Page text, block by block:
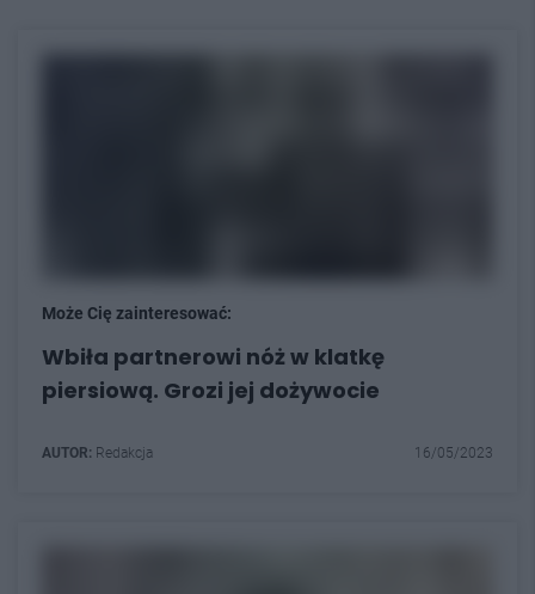
Może Cię zainteresować:
Wbiła partnerowi nóż w klatkę
piersiową. Grozi jej dożywocie
AUTOR: Redakcja 16/05/2023